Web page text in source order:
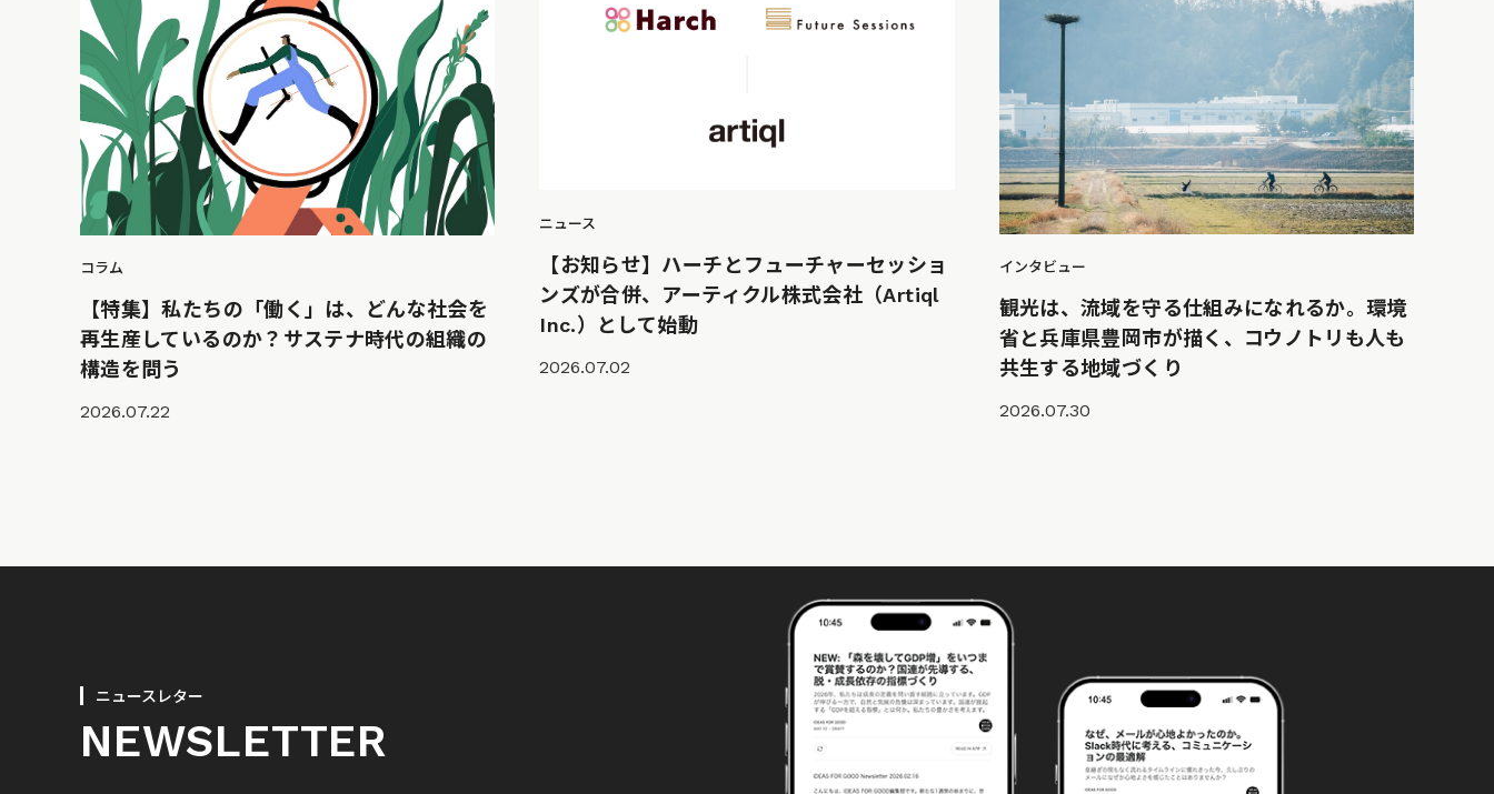
コラム
【特集】私たちの「働く」は、どんな社会を
再生産しているのか？サステナ時代の組織の
構造を問う
2026.07.22
ニュース
【お知らせ】ハーチとフューチャーセッショ
ンズが合併、アーティクル株式会社（Artiql
Inc.）として始動
2026.07.02
インタビュー
観光は、流域を守る仕組みになれるか。環境
省と兵庫県豊岡市が描く、コウノトリも人も
共生する地域づくり
2026.07.30
ニュースレター
NEWSLETTER